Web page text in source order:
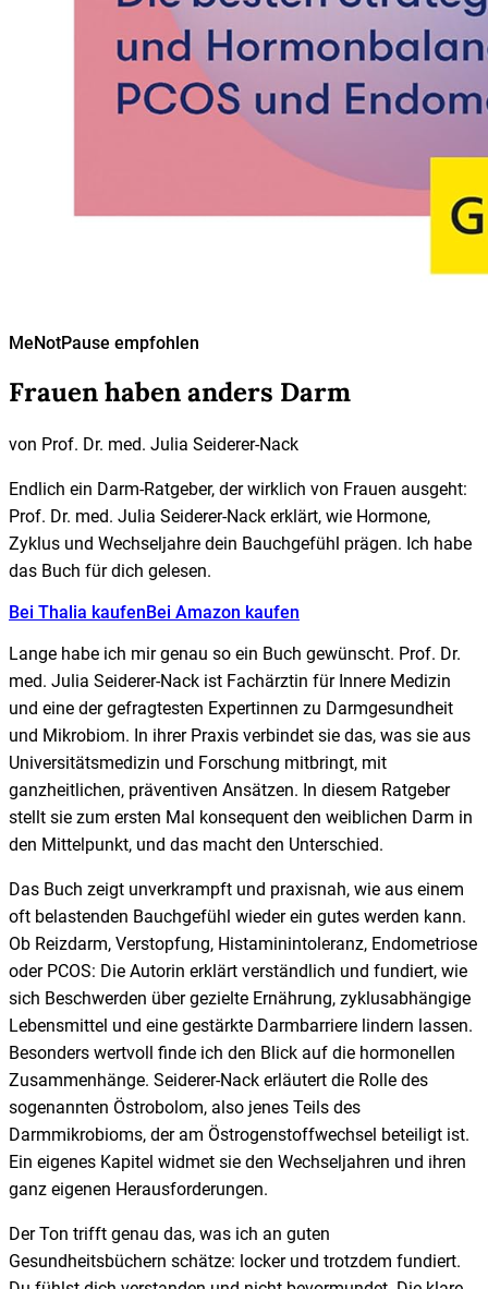
MeNotPause empfohlen
Frauen haben anders Darm
von Prof. Dr. med. Julia Seiderer-Nack
Endlich ein Darm-Ratgeber, der wirklich von Frauen ausgeht:
Prof. Dr. med. Julia Seiderer-Nack erklärt, wie Hormone,
Zyklus und Wechseljahre dein Bauchgefühl prägen. Ich habe
das Buch für dich gelesen.
Bei Thalia kaufenBei Amazon kaufen
Lange habe ich mir genau so ein Buch gewünscht. Prof. Dr.
med. Julia Seiderer-Nack ist Fachärztin für Innere Medizin
und eine der gefragtesten Expertinnen zu Darmgesundheit
und Mikrobiom. In ihrer Praxis verbindet sie das, was sie aus
Universitätsmedizin und Forschung mitbringt, mit
ganzheitlichen, präventiven Ansätzen. In diesem Ratgeber
stellt sie zum ersten Mal konsequent den weiblichen Darm in
den Mittelpunkt, und das macht den Unterschied.
Das Buch zeigt unverkrampft und praxisnah, wie aus einem
oft belastenden Bauchgefühl wieder ein gutes werden kann.
Ob Reizdarm, Verstopfung, Histaminintoleranz, Endometriose
oder PCOS: Die Autorin erklärt verständlich und fundiert, wie
sich Beschwerden über gezielte Ernährung, zyklusabhängige
Lebensmittel und eine gestärkte Darmbarriere lindern lassen.
Besonders wertvoll finde ich den Blick auf die hormonellen
Zusammenhänge. Seiderer-Nack erläutert die Rolle des
sogenannten Östrobolom, also jenes Teils des
Darmmikrobioms, der am Östrogenstoffwechsel beteiligt ist.
Ein eigenes Kapitel widmet sie den Wechseljahren und ihren
ganz eigenen Herausforderungen.
Der Ton trifft genau das, was ich an guten
Gesundheitsbüchern schätze: locker und trotzdem fundiert.